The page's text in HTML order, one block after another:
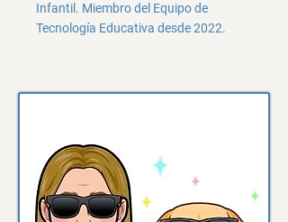
Infantil. Miembro del Equipo de
Tecnología Educativa desde 2022.